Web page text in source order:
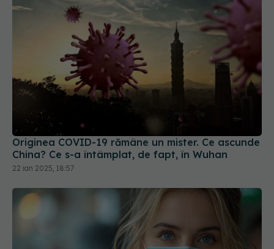
Originea COVID-19 rămâne un mister. Ce ascunde
China? Ce s-a întâmplat, de fapt, în Wuhan
22 ian 2025, 18:57